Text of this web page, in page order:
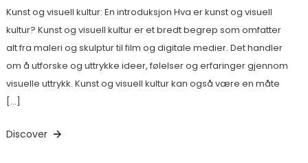
Kunst og visuell kultur: En introduksjon Hva er kunst og visuell
kultur? Kunst og visuell kultur er et bredt begrep som omfatter
alt fra maleri og skulptur til film og digitale medier. Det handler
om å utforske og uttrykke ideer, følelser og erfaringer gjennom
visuelle uttrykk. Kunst og visuell kultur kan også være en måte
[…]
Discover